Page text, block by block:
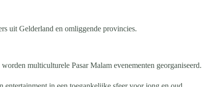
uit Gelderland en omliggende provincies.
multiculturele Pasar Malam evenementen georganiseerd.